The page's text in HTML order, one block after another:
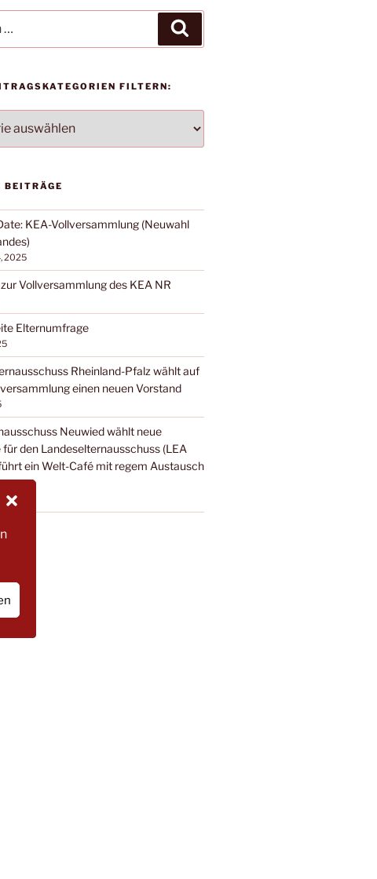
FILTERN:
BEITRÄGE
KEA-Vollversammlung (Neuwahl
2025
Vollversammlung des KEA NR
Elternumfrage
Rheinland-Pfalz wählt auf
einen neuen Vorstand
Neuwied wählt neue
für den Landeselternausschuss (LEA
ein Welt-Café mit regem Austausch
2024